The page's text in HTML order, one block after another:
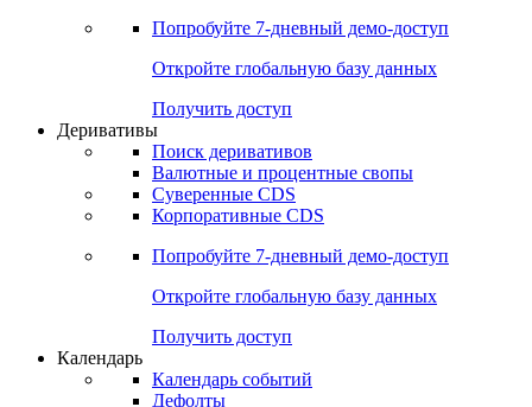
Сравнение ETF & Funds
Поиск Mutual Funds
Попробуйте7-дневный
Откройте глобальную базу данных
Получить доступ
Деривативы
Валютные и процентные свопы
Корпоративные CDS
Попробуйте7-дневный
Откройте глобальную базу данных